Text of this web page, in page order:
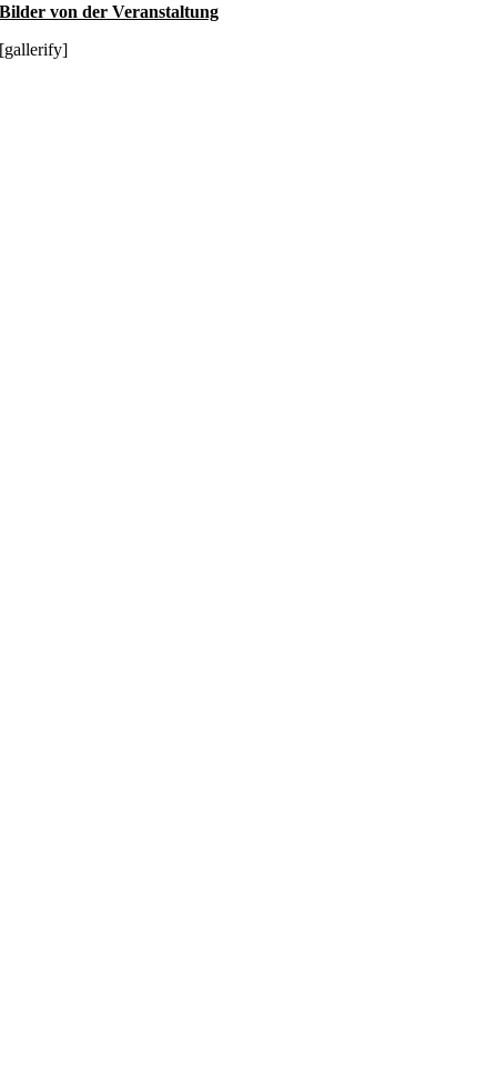
Bilder von der Veranstaltung
[gallerify]